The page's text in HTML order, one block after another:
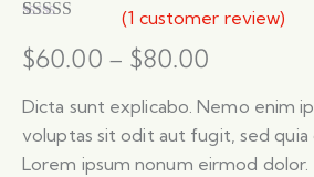
out of 5
based on
rating
(1 customer review)
$60.00 – $80.00
Dicta sunt explicabo. Nemo enim
voluptas sit odit aut fugit, sed quia
Lorem ipsum nonum eirmod dolor.